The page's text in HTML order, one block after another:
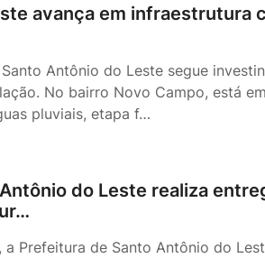
avança em infraestrutura
Antônio do Leste segue
No bairro Novo Campo, está
pluviais, etapa f…
do Leste realiza
Prefeitura de Santo Antônio do